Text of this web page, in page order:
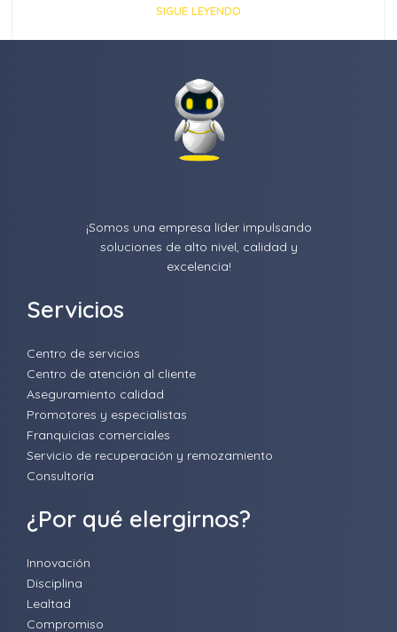
SIGUE LEYENDO
¡Somos una empresa líder impulsando
soluciones de alto nivel, calidad y
excelencia!
Servicios
Centro de servicios
Centro de atención al cliente
Aseguramiento calidad
Promotores y especialistas
Franquicias comerciales
Servicio de recuperación y remozamiento
Consultoría
¿Por qué elergirnos?
Innovación
Disciplina
Lealtad
Compromiso